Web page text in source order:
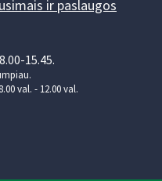
ir paslaugos
15.45.
val. - 12.00 val.